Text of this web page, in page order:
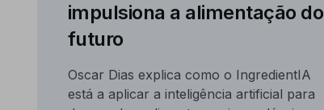
impulsiona a alimentação do
futuro
Oscar Dias explica como o IngredientIA
está a aplicar a inteligência artificial para